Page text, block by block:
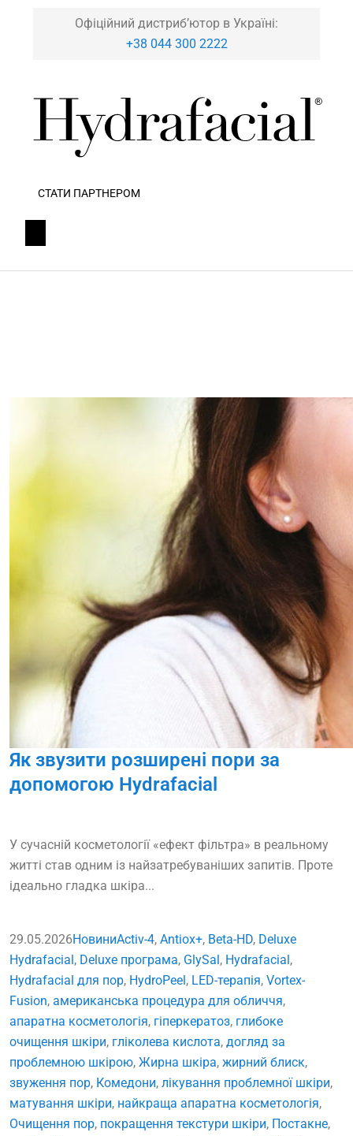
Офіційний дистриб’ютор в Україні:
+38 044 300 2222
СТАТИ ПАРТНЕРОМ
Як звузити розширені пори за
допомогою Hydrafacial
У сучасній косметології «ефект фільтра» в реальному
житті став одним із найзатребуваніших запитів. Проте
ідеально гладка шкіра...
29.05.2026НовиниActiv-4, Antiox+, Beta-HD, Deluxe
Hydrafacial , Deluxe програма, GlySal , Hydrafacial ,
Hydrafacial для пор, HydroPeel , LED-терапія, Vortex-
Fusion, американська процедура для обличчя,
апаратна косметологія, гіперкератоз, глибоке
очищення шкіри, гліколева кислота, догляд за
проблемною шкірою, Жирна шкіра, жирний блиск,
звуження пор, Комедони, лікування проблемної шкіри,
матування шкіри, найкраща апаратна косметологія,
Очищення пор, покращення текстури шкіри, Постакне,